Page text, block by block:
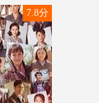
7.8分